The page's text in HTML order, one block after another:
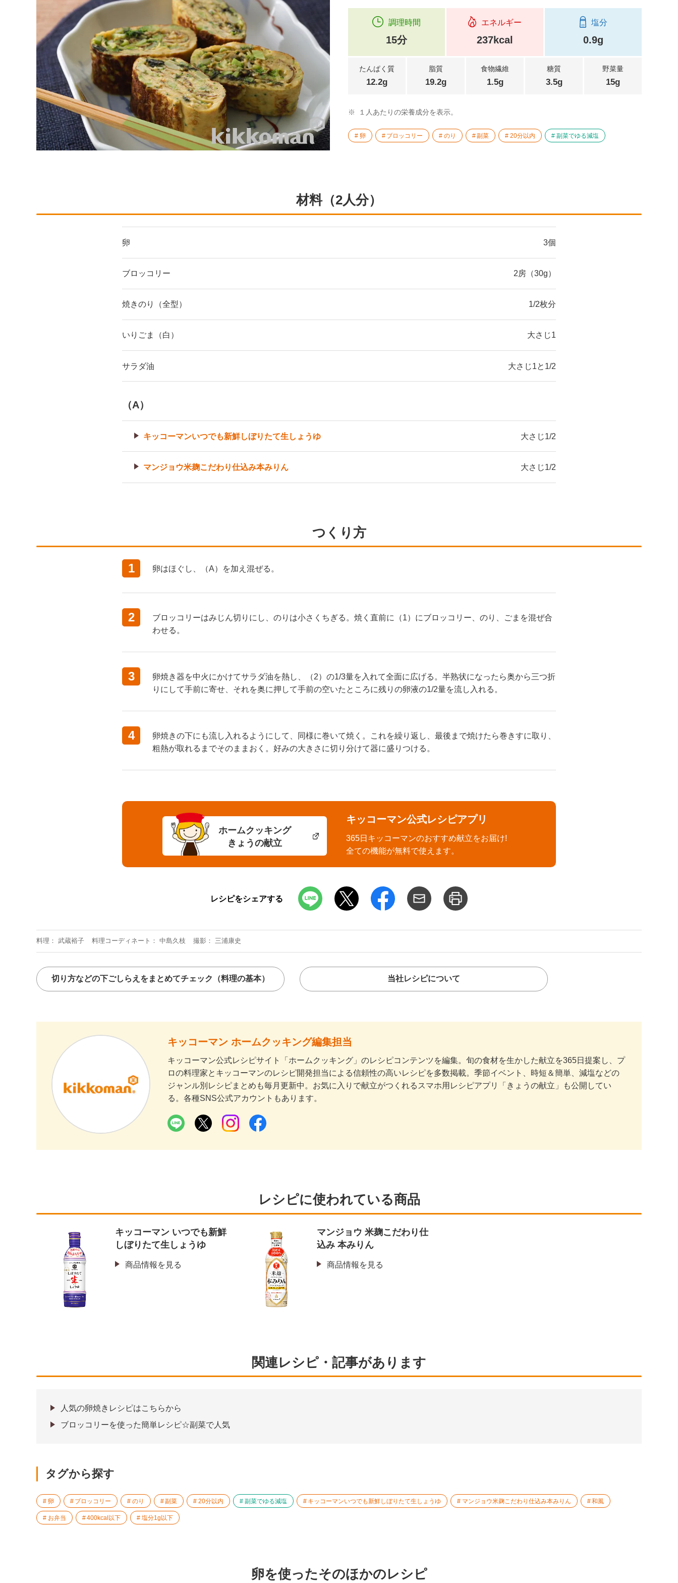
調理時間
15分
エネルギー
237kcal
塩分
0.9g
たんぱく質
12.2g
脂質
19.2g
食物繊維
1.5g
糖質
3.5g
野菜量
15g
※ １人あたりの栄養成分を表示。
卵 ブロッコリー のり 副菜 20分以内 副菜でゆる減塩
材料（2人分）
卵 3個
ブロッコリー 2房（30g）
焼きのり（全型） 1/2枚分
いりごま（白） 大さじ1
サラダ油 大さじ1と1/2
（A）
キッコーマンいつでも新鮮しぼりたて生しょうゆ 大さじ1/2
マンジョウ米麹こだわり仕込み本みりん 大さじ1/2
つくり方
1 卵はほぐし、（A）を加え混ぜる。
2
ブロッコリーはみじん切りにし、のりは小さくちぎる。焼く直前に（1）にブロッコリー、のり、ごまを混ぜ合
わせる。
3
卵焼き器を中火にかけてサラダ油を熱し、（2）の1/3量を入れて全面に広げる。半熟状になったら奥から三つ折
りにして手前に寄せ、それを奥に押して手前の空いたところに残りの卵液の1/2量を流し入れる。
4
卵焼きの下にも流し入れるようにして、同様に巻いて焼く。これを繰り返し、最後まで焼けたら巻きすに取り、
粗熱が取れるまでそのままおく。好みの大きさに切り分けて器に盛りつける。
ホームクッキング
きょうの献立
キッコーマン公式レシピアプリ
365日キッコーマンのおすすめ献立をお届け!
全ての機能が無料で使えます。
レシピをシェアする
料理 武蔵裕子 料理コーディネート 中島久枝 撮影 三浦康史
切り方などの下ごしらえをまとめてチェック （料理の基本） 当社レシピについて
キッコーマン ホームクッキング編集担当
キッコーマン公式レシピサイト「ホームクッキング」のレシピコンテンツを編集。旬の食材を生かした献立を365日提案し、プ
ロの料理家とキッコーマンのレシピ開発担当による信頼性の高いレシピを多数掲載。季節イベント、時短＆簡単、減塩などの
ジャンル別レシピまとめも毎月更新中。お気に入りで献立がつくれるスマホ用レシピアプリ「きょうの献立」も公開してい
る。各種SNS公式アカウントもあります。
レシピに使われている商品
キッコーマン いつでも新鮮
しぼりたて生しょうゆ
商品情報を見る
マンジョウ 米麹こだわり仕
込み 本みりん
商品情報を見る
関連レシピ・記事があります
人気の卵焼きレシピはこちらから
ブロッコリーを使った簡単レシピ☆副菜で人気
タグから探す
卵 ブロッコリー のり 副菜 20分以内 副菜でゆる減塩 キッコーマンいつでも新鮮しぼりたて生しょうゆ マンジョウ米麹こだわり仕込み本みりん 和風
お弁当 400kcal以下 塩分1g以下
卵を使ったそのほかのレシピ